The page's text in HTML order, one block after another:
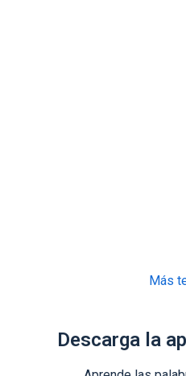
Más
Descarga la